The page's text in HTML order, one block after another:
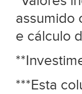
assumido
e cálculo
***Esta